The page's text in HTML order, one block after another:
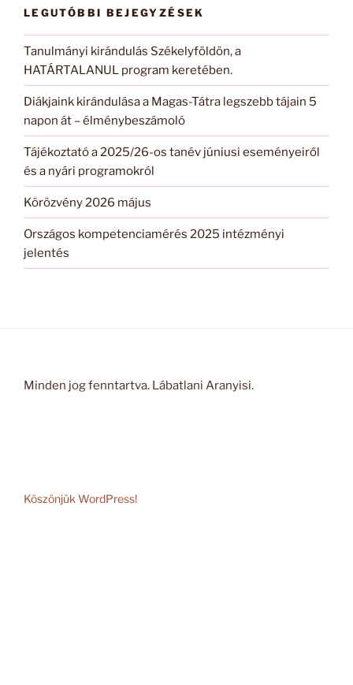
LEGUTÓBBI BEJEGYZÉSEK
Tanulmányi kirándulás Székelyföldön, a
HATÁRTALANUL program keretében.
Diákjaink kirándulása a Magas-Tátra legszebb tájain 5
napon át – élménybeszámoló
Tájékoztató a 2025/26-os tanév júniusi eseményeiről
és a nyári programokról
Körözvény 2026 május
Országos kompetenciamérés 2025 intézményi
jelentés
Minden jog fenntartva. Lábatlani Aranyisi.
Köszönjük WordPress!